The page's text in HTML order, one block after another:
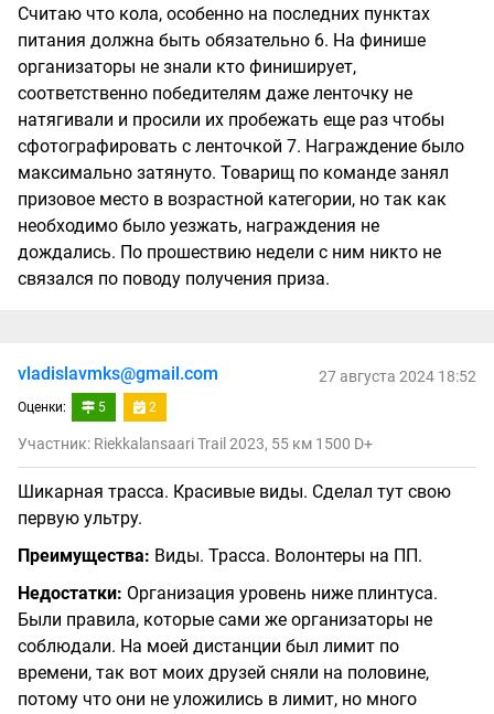
Считаю что кола, особенно на последних пунктах
питания должна быть обязательно 6. На финише
организаторы не знали кто финиширует,
соответственно победителям даже ленточку не
натягивали и просили их пробежать еще раз чтобы
сфотографировать с ленточкой 7. Награждение было
максимально затянуто. Товарищ по команде занял
призовое место в возрастной категории, но так как
необходимо было уезжать, награждения не
дождались. По прошествию недели с ним никто не
связался по поводу получения приза.
vladislavmks@gmail.com
Оценки: 5 2
27 августа 2024 18:52
Участник: Riekkalansaari Trail 2023, 55 км 1500 D+
Шикарная трасса. Красивые виды. Сделал тут свою
первую ультру.
Преимущества: Виды. Трасса. Волонтеры на ПП.
Недостатки: Организация уровень ниже плинтуса.
Были правила, которые сами же организаторы не
соблюдали. На моей дистанции был лимит по
времени, так вот моих друзей сняли на половине,
потому что они не уложились в лимит, но много